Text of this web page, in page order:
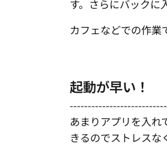
す。さらにバックに
カフェなどでの作業
起動が早い！
あまりアプリを入れ
きるのでストレスな